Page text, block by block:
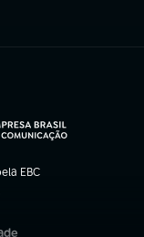
EBC